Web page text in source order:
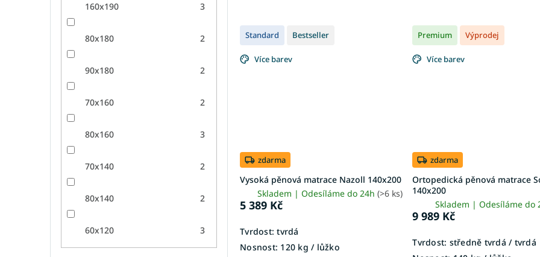
160x190 3
80x180 2
90x180 2
70x160 2
80x160 3
70x140 2
80x140 2
60x120 3
Standard Bestseller
Více barev
zdarma
Vysoká pěnová matrace Nazoll 140x200
Skladem | Odesíláme do 24h(>6 ks)
5 389 Kč
Tvrdost: tvrdá
Nosnost: 120 kg ​​​​​/ lůžko
Premium Výprodej
Více barev
zdarma
Ortopedická pěnová matrace
140x200
Skladem | Odesíláme do
9 989 Kč
Tvrdost: středně tvrdá / tvrdá